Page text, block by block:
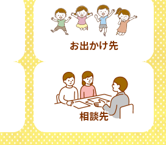
お出かけ先
相談先